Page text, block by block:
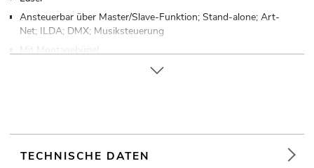
Ansteuerbar über Master/Slave-Funktion; Stand-alone; Art-
Net; ILDA; DMX; Musiksteuerung
Mit Montagebügel
Montagebügel
TECHNISCHE DATEN